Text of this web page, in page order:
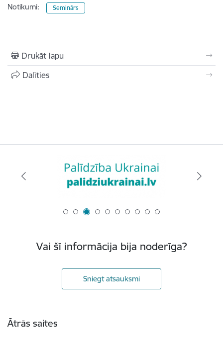
Notikumi: Seminārs
Drukāt lapu
Dalīties
Vai šī informācija bija noderīga?
Sniegt atsauksmi
Ātrās saites